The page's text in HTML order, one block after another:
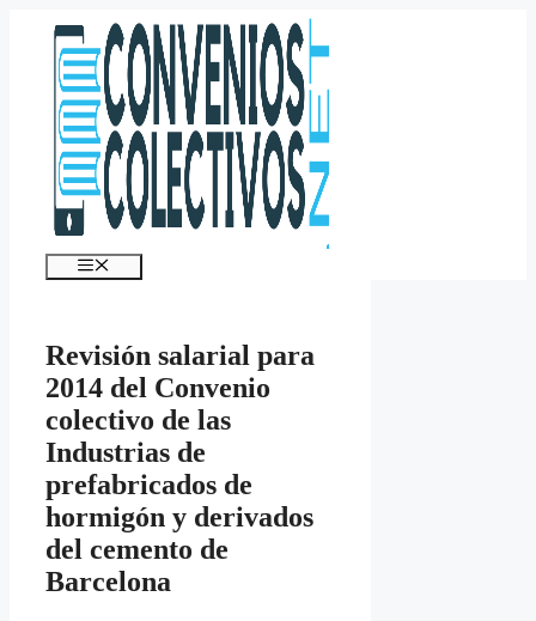
contenido
Menú
Revisión salarial para
2014 del Convenio
colectivo de las
Industrias de
prefabricados de
hormigón y derivados
del cemento de
Barcelona